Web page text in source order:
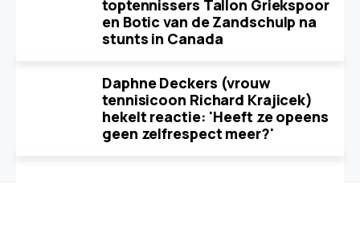
toptennissers Tallon Griekspoor
en Botic van de Zandschulp na
stunts in Canada
Daphne Deckers (vrouw
tennisicoon Richard Krajicek)
hekelt reactie: 'Heeft ze opeens
geen zelfrespect meer?'